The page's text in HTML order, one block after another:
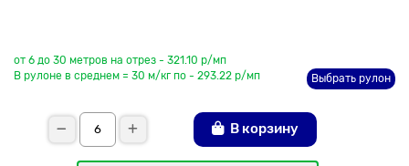
от 6 до 30 метров на отрез - 321.10 р/мп
В рулоне в среднем = 30 м/кг по - 293.22 р/мп
Выбрать рулон
В корзину